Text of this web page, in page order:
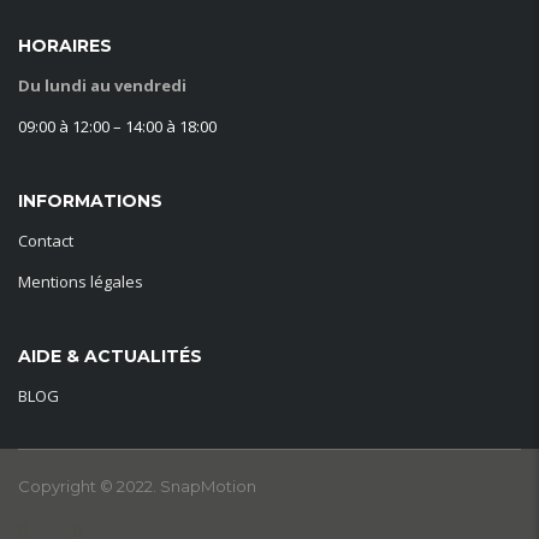
HORAIRES
Du lundi au vendredi
09:00 à 12:00 – 14:00 à 18:00
INFORMATIONS
Contact
Mentions légales
AIDE & ACTUALITÉS
BLOG
Copyright © 2022. SnapMotion